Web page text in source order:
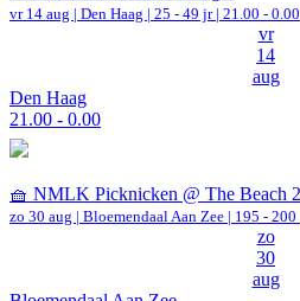
vr 14 aug | Den Haag | 25 - 49 jr | 21.00 - 0.00
vr
14
aug
Den Haag
21.00 - 0.00
🧺 NMLK Picknicken @ The Beach
zo 30 aug | Bloemendaal Aan Zee | 195 - 200
zo
30
aug